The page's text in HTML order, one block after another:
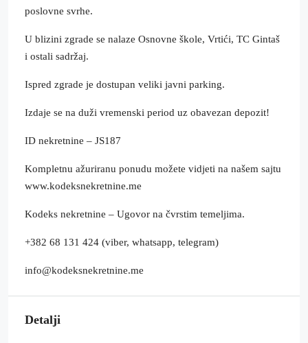
poslovne svrhe.
U blizini zgrade se nalaze Osnovne škole, Vrtići, TC Gintaš
i ostali sadržaj.
Ispred zgrade je dostupan veliki javni parking.
Izdaje se na duži vremenski period uz obavezan depozit!
ID nekretnine – JS187
Kompletnu ažuriranu ponudu možete vidjeti na našem sajtu
www.kodeksnekretnine.me
Kodeks nekretnine – Ugovor na čvrstim temeljima.
+382 68 131 424 (viber, whatsapp, telegram)
info@kodeksnekretnine.me
Detalji